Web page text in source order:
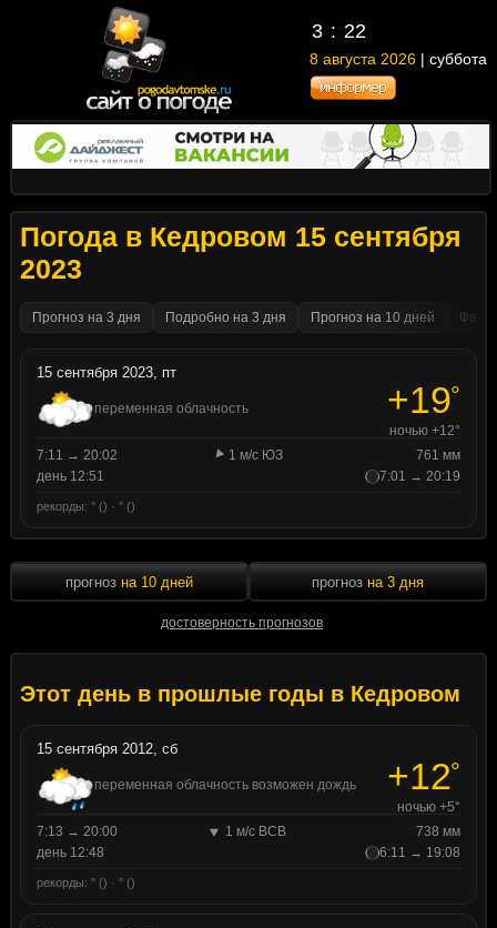
3 : 22
8 августа 2026 | суббота
Погода в Кедровом 15 сентября
2023
Прогноз на 3 дня Подробно на 3 дня Прогноз на 10 дней
15 сентября 2023, пт
переменная облачность +19°
ночью +12°
7:11 → 20:02
1 м/с ЮЗ
761 мм
день 12:51
7:01 → 20:19
рекорды: ° () · ° ()
прогноз на 10 дней
достоверность прогнозов
прогноз на 3 дня
Этот день в прошлые годы в Кедровом
15 сентября 2012, сб
переменная облачность возможен дождь +12°
ночью +5°
7:13 → 20:00
1 м/с ВСВ
738 мм
день 12:48
6:11 → 19:08
рекорды: ° () · ° ()